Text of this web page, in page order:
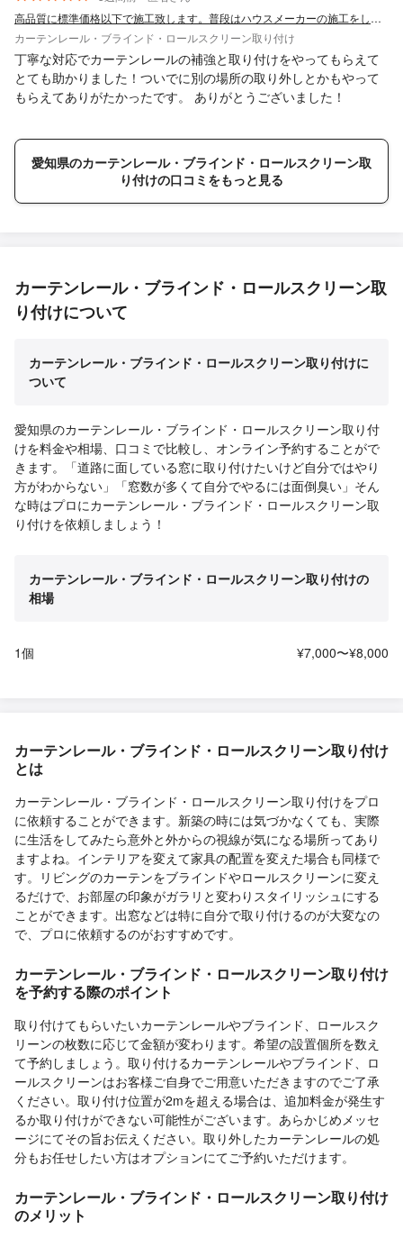
高品質に標準価格以下で施工致します。普段はハウスメーカーの施工をしています。
カーテンレール・ブラインド・ロールスクリーン取り付け
丁寧な対応でカーテンレールの補強と取り付けをやってもらえて
とても助かりました！ついでに別の場所の取り外しとかもやって
もらえてありがたかったです。 ありがとうございました！
愛知県のカーテンレール・ブラインド・ロールスクリーン取
り付けの口コミをもっと見る
カーテンレール・ブラインド・ロールスクリーン取
り付けについて
カーテンレール・ブラインド・ロールスクリーン取り付けに
ついて
愛知県のカーテンレール・ブラインド・ロールスクリーン取り付
けを料金や相場、口コミで比較し、オンライン予約することがで
きます。「道路に面している窓に取り付けたいけど自分ではやり
方がわからない」「窓数が多くて自分でやるには面倒臭い」そん
な時はプロにカーテンレール・ブラインド・ロールスクリーン取
り付けを依頼しましょう！
カーテンレール・ブラインド・ロールスクリーン取り付けの
相場
1個 ¥7,000〜¥8,000
カーテンレール・ブラインド・ロールスクリーン取り付け
とは
カーテンレール・ブラインド・ロールスクリーン取り付けをプロ
に依頼することができます。新築の時には気づかなくても、実際
に生活をしてみたら意外と外からの視線が気になる場所ってあり
ますよね。インテリアを変えて家具の配置を変えた場合も同様で
す。リビングのカーテンをブラインドやロールスクリーンに変え
るだけで、お部屋の印象がガラリと変わりスタイリッシュにする
ことができます。出窓などは特に自分で取り付けるのが大変なの
で、プロに依頼するのがおすすめです。
カーテンレール・ブラインド・ロールスクリーン取り付け
を予約する際のポイント
取り付けてもらいたいカーテンレールやブラインド、ロールスク
リーンの枚数に応じて金額が変わります。希望の設置個所を数え
て予約しましょう。取り付けるカーテンレールやブラインド、ロ
ールスクリーンはお客様ご自身でご用意いただきますのでご了承
ください。取り付け位置が2mを超える場合は、追加料金が発生す
るか取り付けができない可能性がございます。あらかじめメッセ
ージにてその旨お伝えください。取り外したカーテンレールの処
分もお任せしたい方はオプションにてご予約いただけます。
カーテンレール・ブラインド・ロールスクリーン取り付け
のメリット